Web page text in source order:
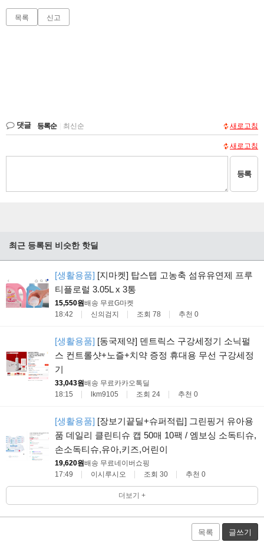
목록 신고
댓글 등록순 최신순 새로고침
새로고침
등록
최근 등록된 비슷한 핫딜
[생활용품] [지마켓] 탑스텝 고농축 섬유유연제 프루
티플로럴 3.05L x 3통
15,550원배송 무료G마켓
18:42
신의검지 조회 78 추천 0
[생활용품] [동국제약] 덴트릭스 구강세정기 소닉펄
스 컨트롤샷+노즐+치약 증정 휴대용 무선 구강세정
기
33,043원배송 무료 카카오톡딜
18:15
lkm9105 조회 24 추천 0
[생활용품] [장보기끝딜+슈퍼적립] 그린핑거 유아용
품 데일리 클린티슈 캡 50매 10팩 / 엠보싱 소독티슈,
손소독티슈,유아,키즈,어린이
19,620원배송 무료네이버쇼핑
17:49
이시루시오 조회 30 추천 0
더보기 +
목록 글쓰기